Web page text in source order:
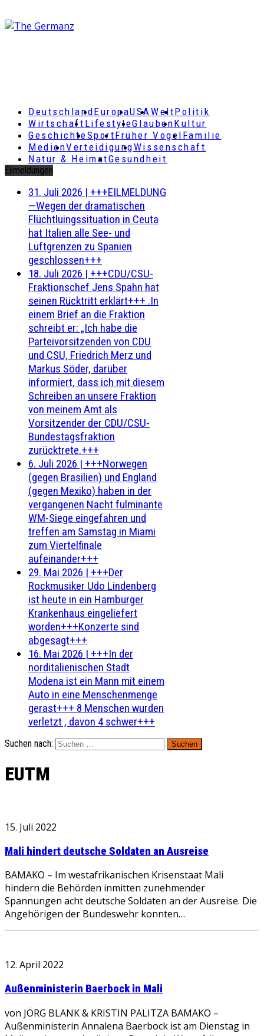
DeutschlandEuropaUSAWeltPolitik
Wirtschaft LifestyleGlaubenKultur
GeschichteSportFrüher Vogel Familie
MedienVerteidigungWissenschaft
Natur & HeimatGesundheit
Eilmeldungen
31. Juli 2026 | +++EILMELDUNG
—Wegen der dramatischen
Flüchtluingssituation in Ceuta
hat Italien alle See- und
Luftgrenzen zu Spanien
geschlossen+++
18. Juli 2026 | +++CDU/CSU-
Fraktionschef Jens Spahn hat
seinen Rücktritt erklärt+++ .In
einem Brief an die Fraktion
schreibt er: „Ich habe die
Parteivorsitzenden von CDU
und CSU, Friedrich Merz und
Markus Söder, darüber
informiert, dass ich mit diesem
Schreiben an unsere Fraktion
von meinem Amt als
Vorsitzender der CDU/CSU-
Bundestagsfraktion
zurücktrete.+++
6. Juli 2026 | +++Norwegen
(gegen Brasilien) und England
(gegen Mexiko) haben in der
vergangenen Nacht fulminante
WM-Siege eingefahren und
treffen am Samstag in Miami
zum Viertelfinale
aufeinander+++
29. Mai 2026 | +++Der
Rockmusiker Udo Lindenberg
ist heute in ein Hamburger
Krankenhaus eingeliefert
worden+++Konzerte sind
abgesagt+++
16. Mai 2026 | +++In der
norditalienischen Stadt
Modena ist ein Mann mit einem
Auto in eine Menschenmenge
gerast+++ 8 Menschen wurden
verletzt , davon 4 schwer+++
Suchen nach:
EUTM
15. Juli 2022
Mali hindert deutsche Soldaten an Ausreise
BAMAKO – Im westafrikanischen Krisenstaat Mali
hindern die Behörden inmitten zunehmender
Spannungen acht deutsche Soldaten an der Ausreise. Die
Angehörigen der Bundeswehr konnten…
12. April 2022
Außenministerin Baerbock in Mali
von JÖRG BLANK & KRISTIN PALITZA BAMAKO –
Außenministerin Annalena Baerbock ist am Dienstag in